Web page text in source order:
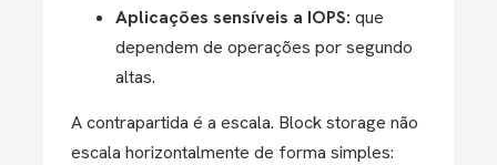
Aplicações sensíveis a IOPS: que
dependem de operações por segundo
altas.
A contrapartida é a escala. Block storage não
escala horizontalmente de forma simples: